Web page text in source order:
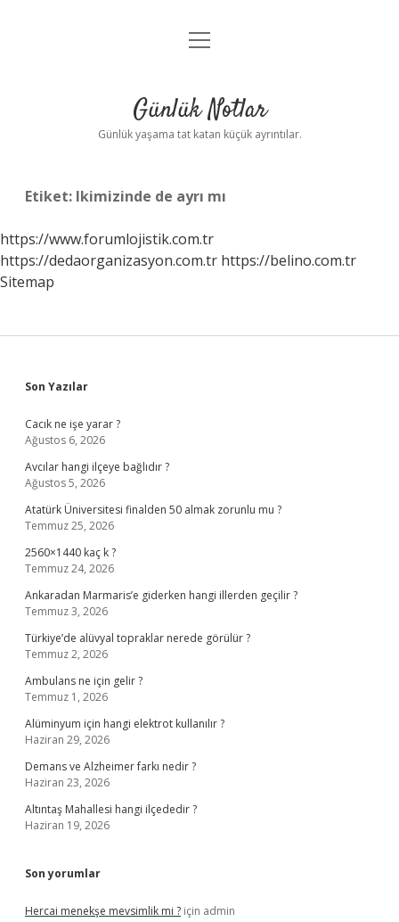
Anasayfa
Yasal Uyarı
menüyü
Günlük Notlar
Günlük yaşama tat katan küçük ayrıntılar.
Etiket: Ikimizinde de ayrı mı
https://www.forumlojistik.com.tr
https://dedaorganizasyon.com.tr https://belino.com.tr
Sitemap
Sidebar
Son Yazılar
Cacık ne işe yarar ?
Ağustos 6, 2026
Avcılar hangi ilçeye bağlıdır ?
Ağustos 5, 2026
Atatürk Üniversitesi finalden 50 almak zorunlu mu ?
Temmuz 25, 2026
2560×1440 kaç k ?
Temmuz 24, 2026
Ankaradan Marmaris’e giderken hangi illerden geçilir ?
Temmuz 3, 2026
Türkiye’de alüvyal topraklar nerede görülür ?
Temmuz 2, 2026
Ambulans ne için gelir ?
Temmuz 1, 2026
Alüminyum için hangi elektrot kullanılır ?
Haziran 29, 2026
Demans ve Alzheimer farkı nedir ?
Haziran 23, 2026
Altıntaş Mahallesi hangi ilçededir ?
Haziran 19, 2026
Son yorumlar
Hercai menekşe mevsimlik mi ? için admin